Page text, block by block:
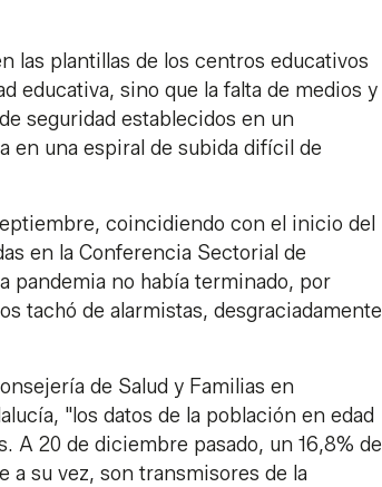
las plantillas de los centros educativos
educativa, sino que la falta de medios y
seguridad establecidos en un
en una espiral de subida difícil de
coincidiendo con el inicio del
en la Conferencia Sectorial de
pandemia no había terminado, por
tachó de alarmistas, desgraciadamente
de Salud y Familias en
"los datos de la población en edad
A 20 de diciembre pasado, un 16,8% de
a su vez, son transmisores de la